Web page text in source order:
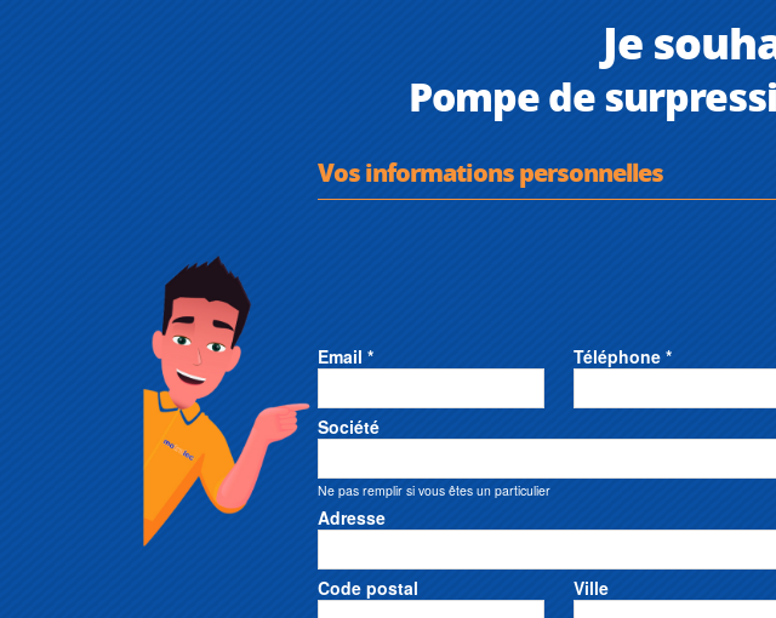
Je
Pompe de
Vos informations personnelles
Email * Téléphone *
Société
Ne pas remplir si vous êtes un particulier
Adresse
Code postal Ville